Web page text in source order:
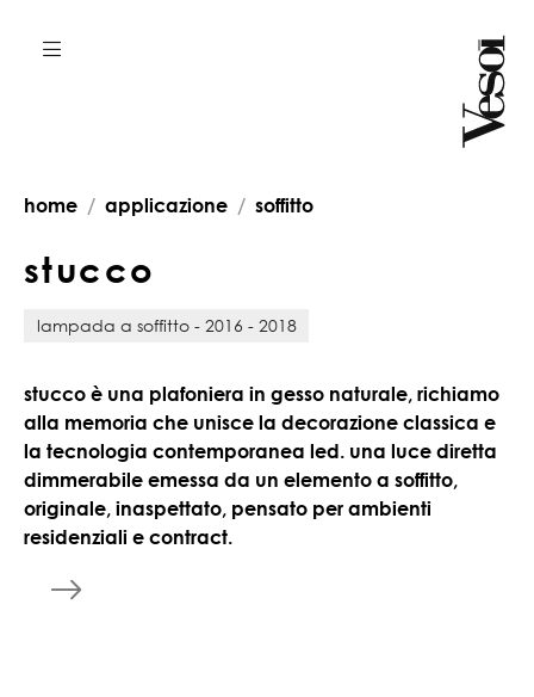
home applicazione soffitto
stucco
lampada a soffitto - 2016 - 2018
stucco è una plafoniera in gesso naturale, richiamo
alla memoria che unisce la decorazione classica e
la tecnologia contemporanea led. una luce diretta
dimmerabile emessa da un elemento a soffitto,
originale, inaspettato, pensato per ambienti
residenziali e contract.